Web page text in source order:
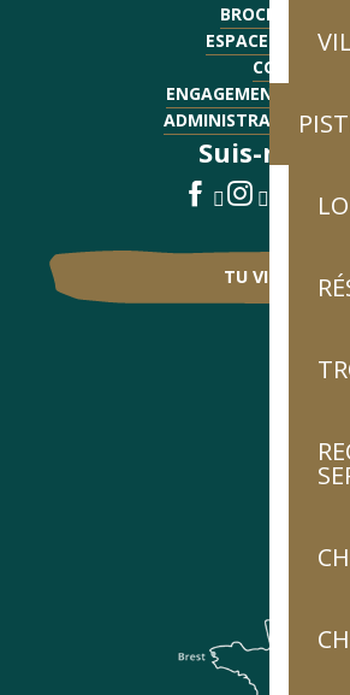
BROCHURES
ESPACE PRESSE
CGV
ENGAGEMENTS
ADMINISTRATIF -
Suis-nous !
TU VIENS ?